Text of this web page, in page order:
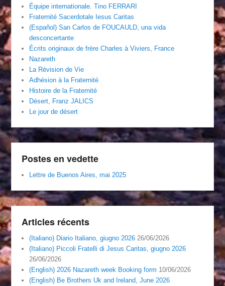
Équipe internationale. Tino FERRARI
Fraternité Sacerdotale Iesus Caritas
(Español) San Carlos de FOUCAULD, una vida
desconcertante
Écrits originaux de frère Charles à Viviers, France
Nazareth
La Révision de Vie
Adhésion à la Fraternité
Histoire de la Fraternité
Désert, Franz JALICS
Le jour de désert
Postes en vedette
Lettre de Buenos Aires, mai 2025
Articles récents
(Italiano) Diario Italiano, giugno 2026 26/06/2026
(Italiano) Piccoli Fratelli di Jesus Caritas, giugno 2026
26/06/2026
(English) 2026 Nazareth week Booking form 10/06/2026
(English) Be Brothers Uk and Ireland, June 2026